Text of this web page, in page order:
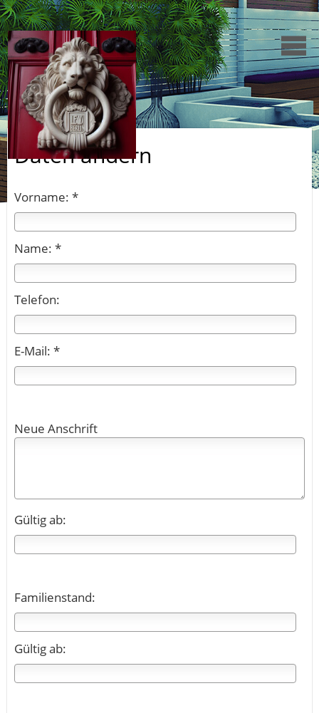
Daten ändern
Vorname: *
Name: *
Telefon:
E-Mail: *
Neue Anschrift
Gültig ab:
Familienstand:
Gültig ab: